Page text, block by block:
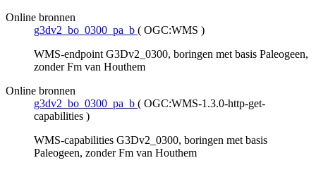
Online bronnen
g3dv2_bo_0300_pa_b ( OGC:WMS )
WMS-endpoint G3Dv2_0300, boringen met basis Paleogeen,
zonder Fm van Houthem
Online bronnen
g3dv2_bo_0300_pa_b ( OGC:WMS-1.3.0-http-get-
capabilities )
WMS-capabilities G3Dv2_0300, boringen met basis
Paleogeen, zonder Fm van Houthem